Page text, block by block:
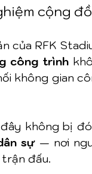
cộng
của RFK
công trình
không gian
không bị
sự — nơi
đấu.